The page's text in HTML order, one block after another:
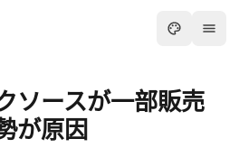
ソースが一部販売
が原因